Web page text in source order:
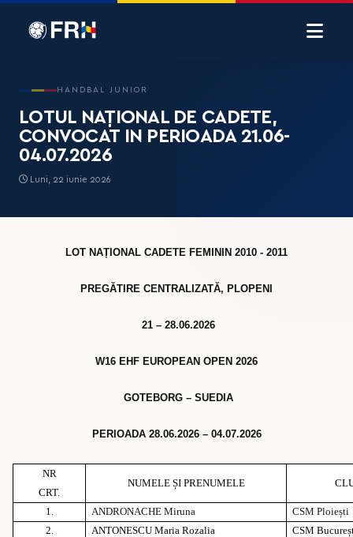
HANDBAL JUNIOR
LOTUL NAȚIONAL DE CADETE,
CONVOCAT IN PERIOADA 21.06-
04.07.2026
Luni, 22 iunie 2026
LOT NAȚIONAL CADETE FEMININ 2010 - 2011
PREGĂTIRE CENTRALIZATĂ, PLOPENI
21 – 28.06.2026
W16 EHF EUROPEAN OPEN 2026
GOTEBORG – SUEDIA
PERIOADA 28.06.2026 – 04.07.2026
NR
CRT.
NUMELE ȘI PRENUMELE
1. ANDRONACHE Miruna
CSM Ploiești
2.
ANTONESCU Maria Rozalia
CSM